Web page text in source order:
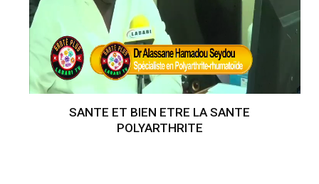
SANTE ET BIEN ETRE LA SANTE
POLYARTHRITE